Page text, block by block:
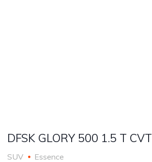
DFSK GLORY 500 1.5 T CVT
SUV Essence